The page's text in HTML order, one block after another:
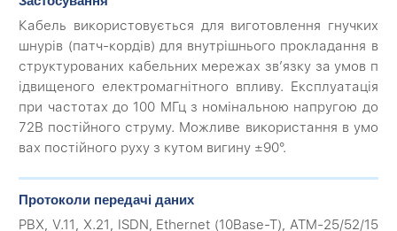
Кабель використовується для виготовлення гнучких
шнурів (патч-кордів) для внутрішнього прокладання в
структурованих кабельних мережах зв’язку за умов п
ідвищеного електромагнітного впливу. Експлуатація
при частотах до 100 МГц з номінальною напругою до
72В постійного струму. Можливе використання в умо
вах постійного руху з кутом вигину ±90°.
Протоколи передачі даних
PBX, V.11, X.21, ISDN, Ethernet (10Base-T), ATM-25/52/15